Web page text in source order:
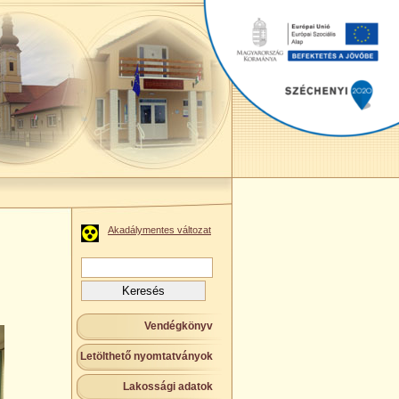
Akadálymentes változat
Vendégkönyv
Letölthető nyomtatványok
Lakossági adatok